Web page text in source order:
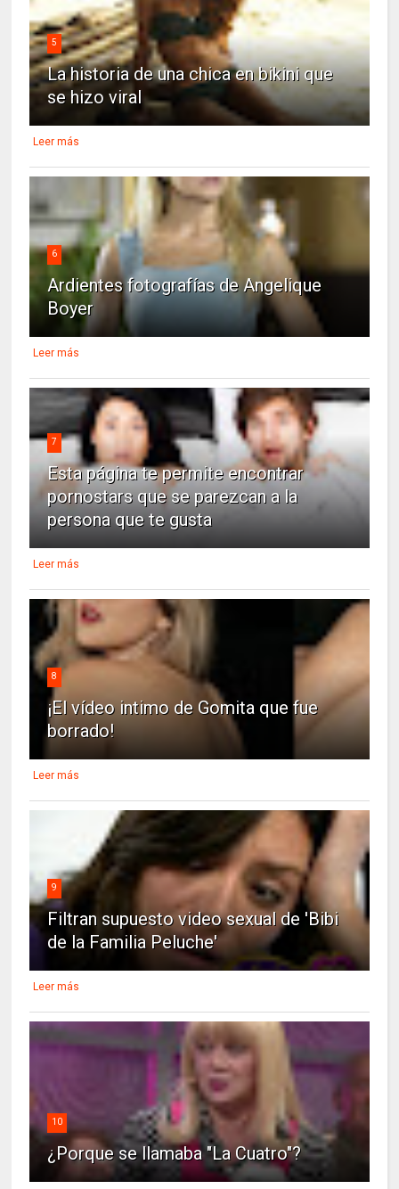
5
La historia de una chica en bikini que
se hizo viral
Leer más
6
Ardientes fotografías de Angelique
Boyer
Leer más
7
Esta página te permite encontrar
pornostars que se parezcan a la
persona que te gusta
Leer más
8
¡El vídeo intimo de Gomita que fue
borrado!
Leer más
9
Filtran supuesto video sexual de 'Bibi
de la Familia Peluche'
Leer más
10
¿Porque se llamaba "La Cuatro"?